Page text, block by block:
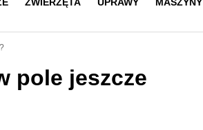
pole jeszcze